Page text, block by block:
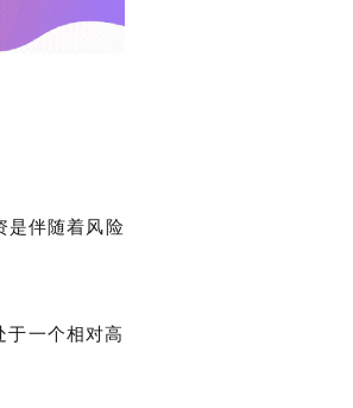
是伴随着风险
一个相对高